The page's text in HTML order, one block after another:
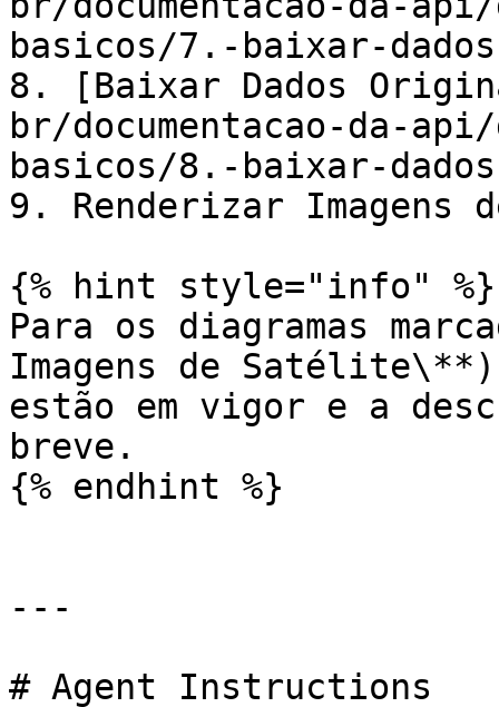
basicos/7.-baixar-
8. [Baixar Dados
br/documentacao-da-
basicos/8.-baixar-
9. Renderizar Imagens
{% hint style="info" %}
Para os diagramas
Imagens de
estão em vigor e a
breve.
{% endhint %}
---
# Agent Instructions